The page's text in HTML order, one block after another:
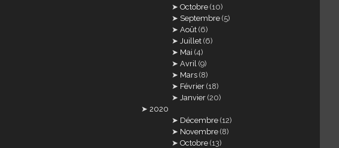
Octobre (10)
Septembre (5)
Août (6)
Juillet (6)
Mai (4)
Avril (9)
Mars (8)
Février (18)
Janvier (20)
2020
Décembre (12)
Novembre (8)
Octobre (13)